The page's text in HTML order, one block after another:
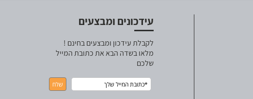
עידכונים ומבצעים
לקבלת עידכון ומבצעים בחינם !
מלאו בשדה הבא את כתובת המייל
שלכם